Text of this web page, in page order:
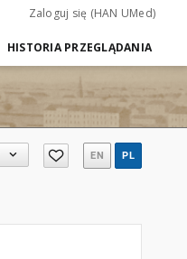
Zaloguj się (HAN UMed)
HISTORIA PRZEGLĄDANIA
EN PL